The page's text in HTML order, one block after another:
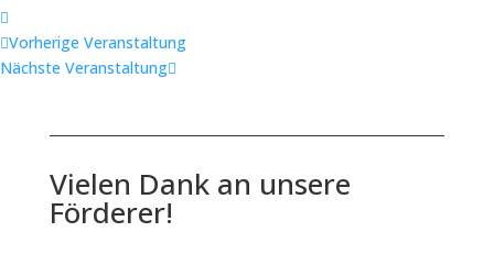
Vorherige Veranstaltung
Nächste Veranstaltung
Vielen Dank an unsere
Förderer!